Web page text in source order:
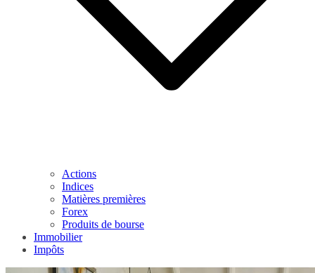
Actions
Indices
Matières premières
Forex
Produits de bourse
Immobilier
Impôts